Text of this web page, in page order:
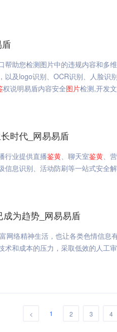
帮助您检测图片中的违规内容和多
以及logo识别、OCR识别、人脸识
权说明易盾内容安全图片检测,开发
时代_网易易盾
行业提供直播鉴黄、聊天室鉴黄、
信息识别、活动防刷等一站式安全
成为趋势_网易易盾
网络精神生活，也让各类色情信
术和成本的压力，采取低效的人工
< 1 2 3 4